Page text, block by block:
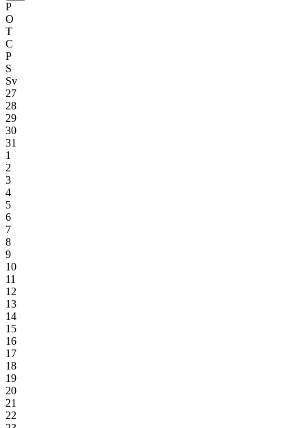
P
O
T
C
P
S
Sv
27
28
29
30
31
1
2
3
4
5
6
7
8
9
10
11
12
13
14
15
16
17
18
19
20
21
22